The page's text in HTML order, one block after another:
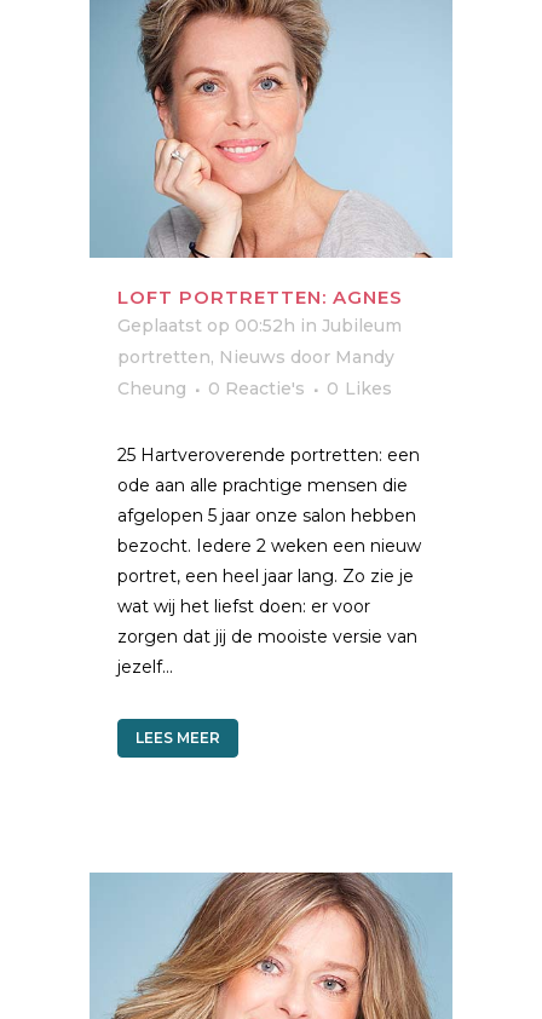
LOFT PORTRETTEN: AGNES
Geplaatst op 00:52h in Jubileum
portretten, Nieuws door Mandy
Cheung
0 Reactie's 0 Likes
25 Hartveroverende portretten: een
ode aan alle prachtige mensen die
afgelopen 5 jaar onze salon hebben
bezocht. Iedere 2 weken een nieuw
portret, een heel jaar lang. Zo zie je
wat wij het liefst doen: er voor
zorgen dat jij de mooiste versie van
jezelf...
LEES MEER